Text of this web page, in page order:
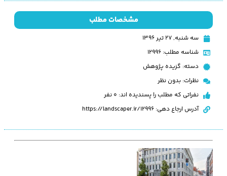
مشخصات مطلب
سه شنبه, ۲۷ تیر ۱۳۹۶
شناسه مطلب: 12996
دسته: گزیده پژوهش
نظرات: بدون نظر
نفراتی که مطلب را پسندیده اند: 0 نفر
آدرس ارجاع دهی: https://landscaper.ir/12996